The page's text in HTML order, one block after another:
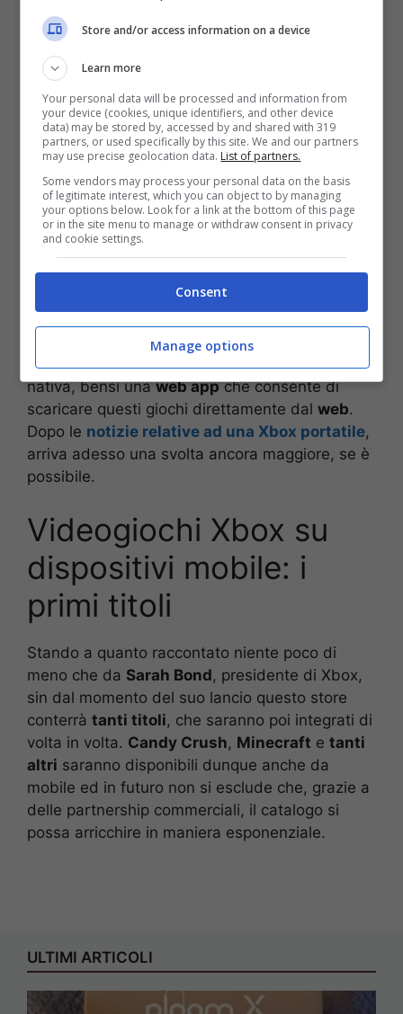
68,7 miliardi di dollari
dir poco importante, che aveva tra i vari scopi
questo colosso. Spalancandogli porte che prima
erano socchiuse. Stando a quanto annunciato
direttamente da questo colosso, infatti, a
partire da luglio 2024 arriverà per tutti lo store
divideogiochi Xboxsu dispositivi mobile sia
AndroidcheApple.
Come detto, la notizia era nell’aria ma non ci si
aspettava che un annuncio ufficiale e la data di
uscita fossero così imminenti. Si tratta di una
svolta epocale, dal momento che garantirà una
certamente più pratica. E’ stato inoltre spiegato
che lo store in questione non sarà una app
nativa, bensì unaweb appche consente di
scaricare questi giochi direttamente dal web.
Dopo le notizie relative ad una Xbox portatile,
arriva adesso una svolta ancora maggiore, se è
possibile.
Videogiochi Xbox su
dispositivi mobile: i
primi titoli
Stando a quanto raccontato niente poco di
meno che da Sarah Bond, presidente di Xbox,
sin dal momento del suo lancio questo store
conterrà tanti titoli, che saranno poi integrati di
volta in volta. Candy Crush, Minecraft e tanti
altri saranno disponibili dunque anche da
mobile ed in futuro non si esclude che, grazie a
delle partnership commerciali, il catalogo si
possa arricchire in maniera esponenziale.
ULTIMI ARTICOLI
Store and/or access information on a device
Learn more
Your personal data will be processed and information from
your device (cookies, unique identifiers, and other device
data) may be stored by, accessed by and shared with 319
partners, or used specifically by this site. We and our partners
may use precise geolocation data. List of partners.
Some vendors may process your personal data on the basis
of legitimate interest, which you can object to by managing
your options below. Look for a link at the bottom of this page
or in the site menu to manage or withdraw consent in privacy
and cookie settings.
Consent
Manage options